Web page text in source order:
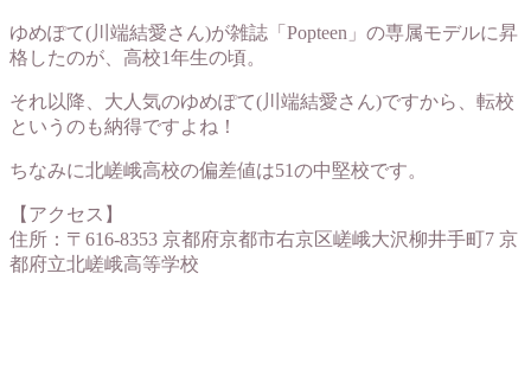
ゆめぽて(川端結愛さん)が雑誌「Popteen」の専属モデルに昇
格したのが、高校1年生の頃。
それ以降、大人気のゆめぽて(川端結愛さん)ですから、転校
というのも納得ですよね！
ちなみに北嵯峨高校の偏差値は51の中堅校です。
【アクセス】
住所：〒616-8353 京都府京都市右京区嵯峨大沢柳井手町7 京
都府立北嵯峨高等学校